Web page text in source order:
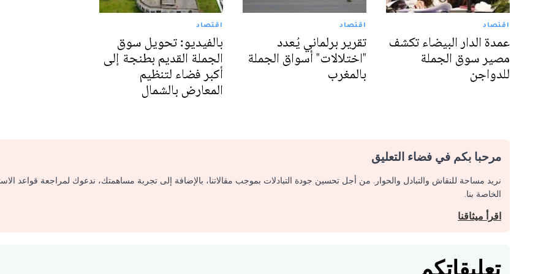
اقتصاد
عمدة الدار البيضاء تكشف
مصير سوق الجملة
للدواجن
اقتصاد
تقرير برلماني يُعدد
"اختلالات" أسواق الجملة
بالمغرب
اقتصاد
بالفيديو: تحويل سوق
الجملة القديم بطنجة إلى
أكبر فضاء لتنظيم
المعارض بالشمال
مرحبا بكم في فضاء التعليق
نريد مساحة للنقاش والتبادل والحوار. من أجل تحسين جودة التبادلات بموجب مقالاتنا، بالإضافة إلى تجربة مساهمتك، ندعوك لمراجعة قواعد
الخاصة بنا.
اقرأ ميثاقنا
تعليقاتكم